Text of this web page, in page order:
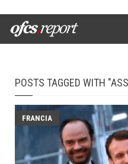
POSTS TAGGED WITH
FRANCIA